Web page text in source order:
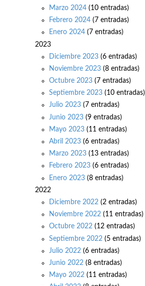
Marzo 2024 (10 entradas)
Febrero 2024 (7 entradas)
Enero 2024 (7 entradas)
2023
Diciembre 2023 (6 entradas)
Noviembre 2023 (8 entradas)
Octubre 2023 (7 entradas)
Septiembre 2023 (10 entradas)
Julio 2023 (7 entradas)
Junio 2023 (9 entradas)
Mayo 2023 (11 entradas)
Abril 2023 (6 entradas)
Marzo 2023 (13 entradas)
Febrero 2023 (6 entradas)
Enero 2023 (8 entradas)
2022
Diciembre 2022 (2 entradas)
Noviembre 2022 (11 entradas)
Octubre 2022 (12 entradas)
Septiembre 2022 (5 entradas)
Julio 2022 (6 entradas)
Junio 2022 (8 entradas)
Mayo 2022 (11 entradas)